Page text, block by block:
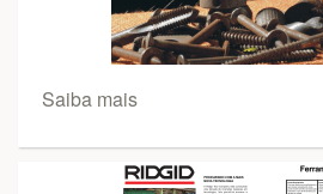
Saiba mais